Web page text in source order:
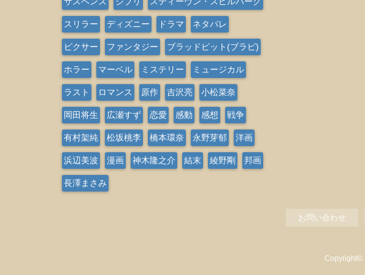
スリラー ディズニー ドラマ ネタバレ
ピクサー ファンタジー ブラッドピット(ブラピ)
ホラー マーベル ミステリー ミュージカル
ラスト ロマンス 原作 吉沢亮 小松菜奈
岡田将生 広瀬すず 恋愛 感動 感想 戦争
有村架純 松坂桃李 橋本環奈 永野芽郁 洋画
浜辺美波 漫画 神木隆之介 結末 綾野剛 邦画
長澤まさみ
お問い合わせ
Copyright©